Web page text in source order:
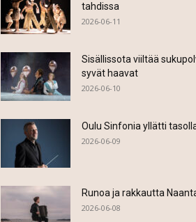
tahdissa
2026-06-11
Sisällissota viiltää
syvät haavat
2026-06-10
Oulu Sinfonia yllätti
2026-06-09
Runoa ja rakkautta
2026-06-08